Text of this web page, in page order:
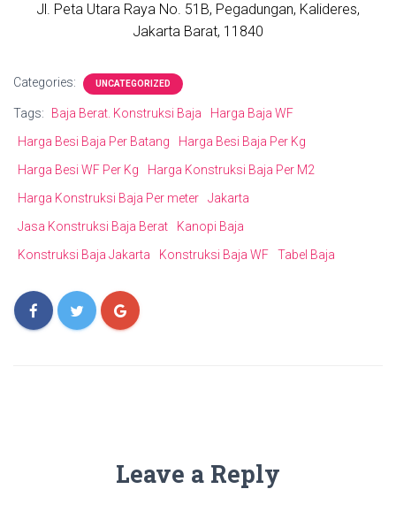
Jl. Peta Utara Raya No. 51B, Pegadungan, Kalideres,
Jakarta Barat, 11840
Categories: UNCATEGORIZED
Tags: Baja Berat. Konstruksi Baja
Harga Baja WF
Harga Besi Baja Per Batang
Harga Besi Baja Per Kg
Harga Besi WF Per Kg
Harga Konstruksi Baja Per M2
Harga Konstruksi Baja Per meter
Jakarta
Jasa Konstruksi Baja Berat
Kanopi Baja
Konstruksi Baja Jakarta
Konstruksi Baja WF Tabel Baja
Leave a Reply